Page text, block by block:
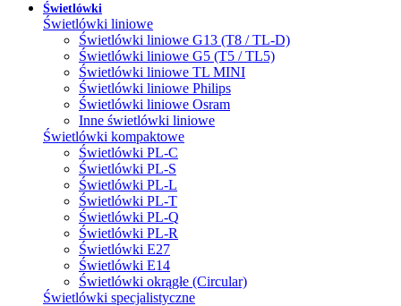
Świetlówki
Świetlówki liniowe
Świetlówki liniowe G13 (T8 / TL-D)
Świetlówki liniowe G5 (T5 / TL5)
Świetlówki liniowe TL MINI
Świetlówki liniowe Philips
Świetlówki liniowe Osram
Inne świetlówki liniowe
Świetlówki kompaktowe
Świetlówki PL-C
Świetlówki PL-S
Świetlówki PL-L
Świetlówki PL-T
Świetlówki PL-Q
Świetlówki PL-R
Świetlówki E27
Świetlówki E14
Świetlówki okrągłe (Circular)
Świetlówki specjalistyczne